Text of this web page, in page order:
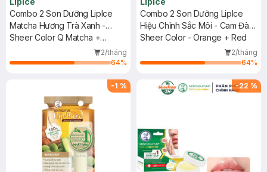
Combo 2 Son Dưỡng LipIce
Matcha Hương Trà Xanh -
Hồng Tự Nhiên + Hương Trà
Dâu - Màu Đỏ Cam 2.4g
Sheer Color Q Matcha +
2/tháng
64%
Combo 2 Son Dưỡng LipIce
Hiệu Chỉnh Sắc Môi - Cam Đào
+ Đỏ Mọng 2.4g
Sheer Color - Orange + Red
2/tháng
64%
-1 % -22 %